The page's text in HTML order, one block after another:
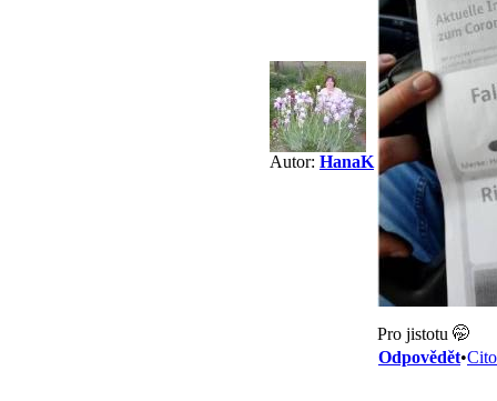
Autor: HanaK
Pro jistotu 🤭
Odpovědět•